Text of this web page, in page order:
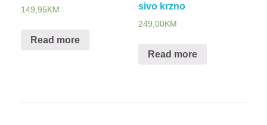
149,95 KM
Read more
sivo krzno
249,00KM
Read more